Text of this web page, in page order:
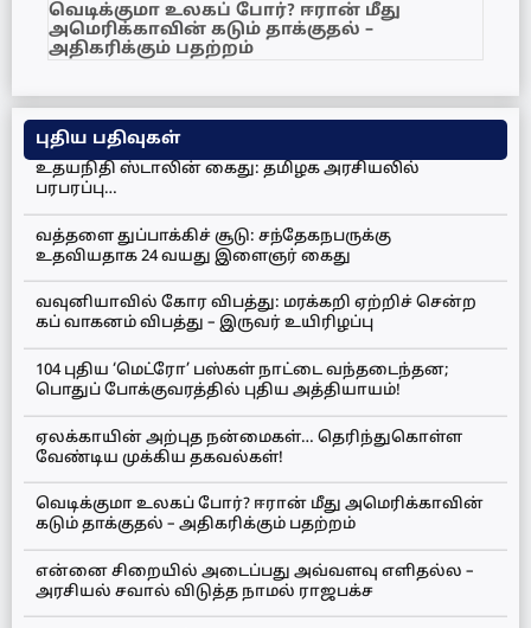
வெடிக்குமா உலகப் போர்? ஈரான் மீது
அமெரிக்காவின் கடும் தாக்குதல் –
அதிகரிக்கும் பதற்றம்
புதிய பதிவுகள்
உதயநிதி ஸ்டாலின் கைது: தமிழக அரசியலில்
பரபரப்பு…
வத்தளை துப்பாக்கிச் சூடு: சந்தேகநபருக்கு
உதவியதாக 24 வயது இளைஞர் கைது
வவுனியாவில் கோர விபத்து: மரக்கறி ஏற்றிச் சென்ற
கப் வாகனம் விபத்து – இருவர் உயிரிழப்பு
104 புதிய ‘மெட்ரோ’ பஸ்கள் நாட்டை வந்தடைந்தன;
பொதுப் போக்குவரத்தில் புதிய அத்தியாயம்!
ஏலக்காயின் அற்புத நன்மைகள்… தெரிந்துகொள்ள
வேண்டிய முக்கிய தகவல்கள்!
வெடிக்குமா உலகப் போர்? ஈரான் மீது அமெரிக்காவின்
கடும் தாக்குதல் – அதிகரிக்கும் பதற்றம்
என்னை சிறையில் அடைப்பது அவ்வளவு எளிதல்ல –
அரசியல் சவால் விடுத்த நாமல் ராஜபக்ச